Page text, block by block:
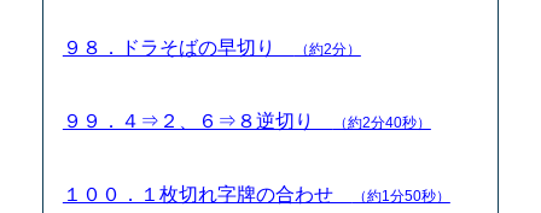
９８．ドラそばの早切り （約2分）
９９．４⇒２、６⇒８逆切り （約2分40秒）
１００．１枚切れ字牌の合わせ （約1分50秒）